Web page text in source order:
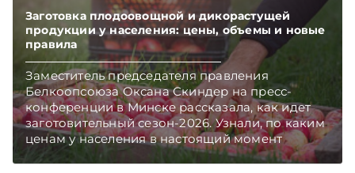
Заготовка плодоовощной и дикорастущей
продукции у населения: цены, объемы и новые
правила
Заместитель председателя правления
Белкоопсоюза Оксана Скиндер на пресс-
конференции в Минске рассказала, как идет
заготовительный сезон-2026. Узнали, по каким
ценам у населения в настоящий момент
закупают продукцию, сколько